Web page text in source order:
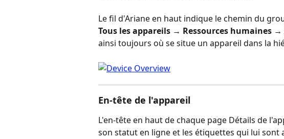
Le fil d'Ariane en haut indique le chemin du
Tous les appareils → Ressources humaines
ainsi toujours où se situe un appareil dans la
En-tête de l'appareil
L'en-tête en haut de chaque page Détails de
son statut en ligne et les étiquettes qui lui sont